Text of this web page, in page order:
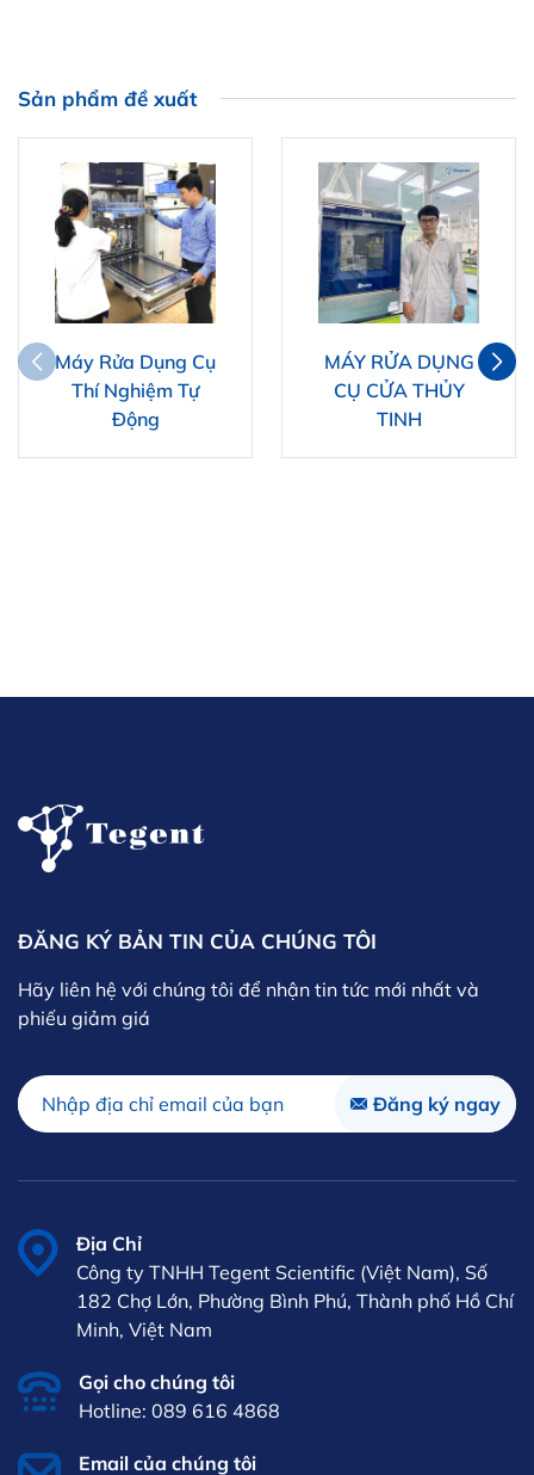
Sản phẩm đề xuất
Máy Rửa Dụng Cụ
Thí Nghiệm Tự
Động
MÁY RỬA DỤNG
CỤ CỬA THỦY
TINH
ĐĂNG KÝ BẢN TIN CỦA CHÚNG TÔI
Hãy liên hệ với chúng tôi để nhận tin tức mới nhất và
phiếu giảm giá
Địa Chỉ
Công ty TNHH Tegent Scientific (Việt Nam), Số
182 Chợ Lớn, Phường Bình Phú, Thành phố Hồ Chí
Minh, Việt Nam
Gọi cho chúng tôi
Hotline: 089 616 4868
Email của chúng tôi